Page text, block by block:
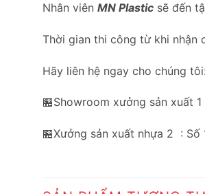
Nhân viên MN Plastic sẽ đến
Thời gian thi công từ khi nhận
Hãy liên hệ ngay cho chúng tôi:
🏪Showroom xưởng sản xuất
🏪Xưởng sản xuất nhựa 2 : Số